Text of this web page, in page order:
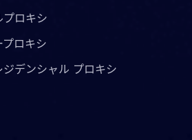
ロキシ
ロキシ
デンシャル プロキシ